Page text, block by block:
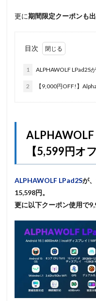
更に期間限定クーポンも
目次
1 ALPHAWOLF LPad2S
2 【9,000円OFF!】
【5,599円オフ
ALPHAWOLF LPad2Sが
15,598円。
更に以下クーポン使用で